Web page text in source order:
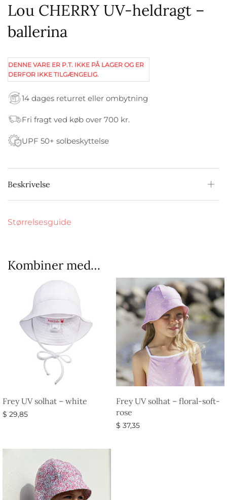
Lou CHERRY UV-heldragt –
ballerina
DENNE VARE ER P.T. IKKE PÅ LAGER OG ER
DERFOR IKKE TILGÆNGELIG.
14 dages returret eller ombytning
Fri fragt ved køb over 700 kr.
UPF 50+ solbeskyttelse
Beskrivelse
Størrelsesguide
Kombiner med…
Frey UV solhat – white
$ 29,85
Frey UV solhat – floral-soft-
rose
$ 37,35